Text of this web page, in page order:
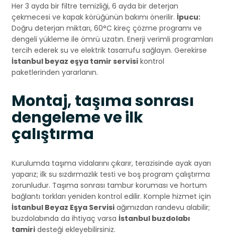
Her 3 ayda bir filtre temizliği, 6 ayda bir deterjan
çekmecesi ve kapak körüğünün bakımı önerilir. İpucu:
Doğru deterjan miktarı, 60°C kireç çözme programı ve
dengeli yükleme ile ömrü uzatın. Enerji verimli programları
tercih ederek su ve elektrik tasarrufu sağlayın. Gerekirse
İstanbul beyaz eşya tamir servisi kontrol
paketlerinden yararlanın.
Montaj, taşıma sonrası
dengeleme ve ilk
çalıştırma
Kurulumda taşıma vidalarını çıkarır, terazisinde ayak ayarı
yaparız; ilk su sızdırmazlık testi ve boş program çalıştırma
zorunludur. Taşıma sonrası tambur koruması ve hortum
bağlantı torkları yeniden kontrol edilir. Komple hizmet için
İstanbul Beyaz Eşya Servisi ağımızdan randevu alabilir;
buzdolabında da ihtiyaç varsa İstanbul buzdolabı
tamiri desteği ekleyebilirsiniz.